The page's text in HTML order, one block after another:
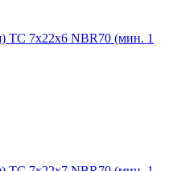
TC 7х22х6 NBR70 (мин. 1